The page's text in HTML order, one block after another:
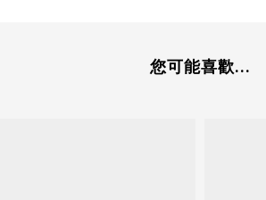
您可能喜歡...